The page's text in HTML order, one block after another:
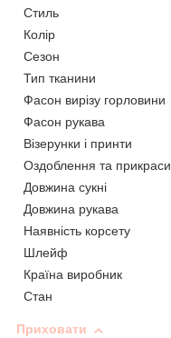
Стиль
Колір
Сезон
Тип тканини
Фасон вирізу горловини
Фасон рукава
Візерунки і принти
Оздоблення та прикраси
Довжина сукні
Довжина рукава
Наявність корсету
Шлейф
Країна виробник
Стан
Приховати